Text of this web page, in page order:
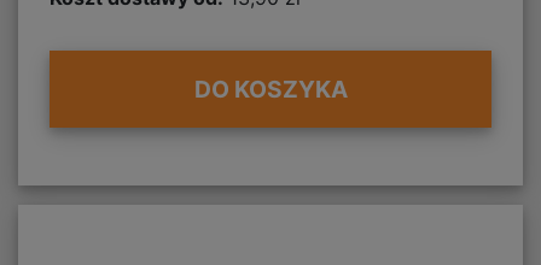
DO KOSZYKA